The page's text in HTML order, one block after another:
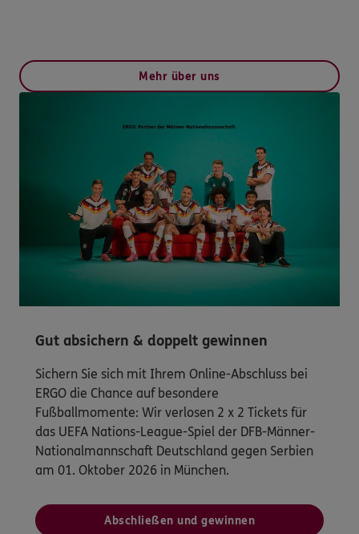
Mehr über uns
Gut absichern & doppelt gewinnen
Sichern Sie sich mit Ihrem Online-Abschluss bei
ERGO die Chance auf besondere
Fußballmomente: Wir verlosen 2 x 2 Tickets für
das UEFA Nations-League-Spiel der DFB-Männer-
Nationalmannschaft Deutschland gegen Serbien
am 01. Oktober 2026 in München.
Abschließen und gewinnen